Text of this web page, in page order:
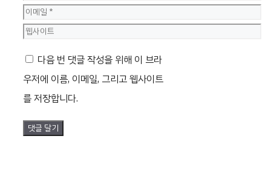
름
이
메
웹
트
다음 번 댓글 작성을 위해 이 브라
우저에 이름, 이메일, 그리고 웹사이트
를 저장합니다.